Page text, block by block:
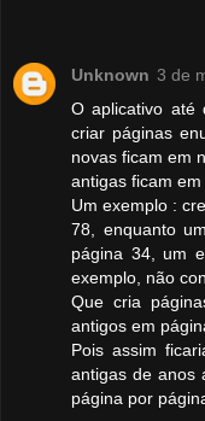
Unknown 3 de
O aplicativo até
criar páginas
novas ficam em
antigas ficam
Um exemplo :
78, enquanto
página 34, um
exemplo, não
Que cria
antigos em
Pois assim
antigas de anos
página por